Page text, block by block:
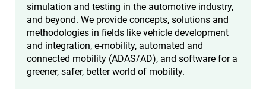
simulation and testing in the automotive industry,
and beyond. We provide concepts, solutions and
methodologies in fields like vehicle development
and integration, e-mobility, automated and
connected mobility (ADAS/AD), and software for a
greener, safer, better world of mobility.